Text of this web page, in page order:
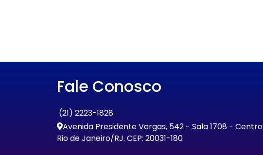
Fale Conosco
(21) 2223-1828
Avenida Presidente Vargas, 542 - Sala 1708 - Centro
Rio de Janeiro/RJ. CEP: 20031-180